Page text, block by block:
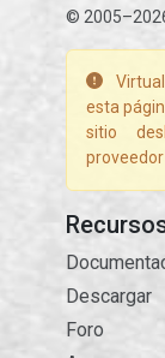
©
esta
sitio
Descargar
Foro